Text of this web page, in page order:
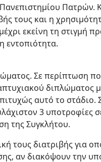
Πατρών.
τους και η
εκείνη τη στιγμή
Σε περίπτωση
διπλώματος
αυτό το στάδιο.
3 υποτροφίες
της Συγκλήτου.
τους διατριβής για
αν διακόψουν την